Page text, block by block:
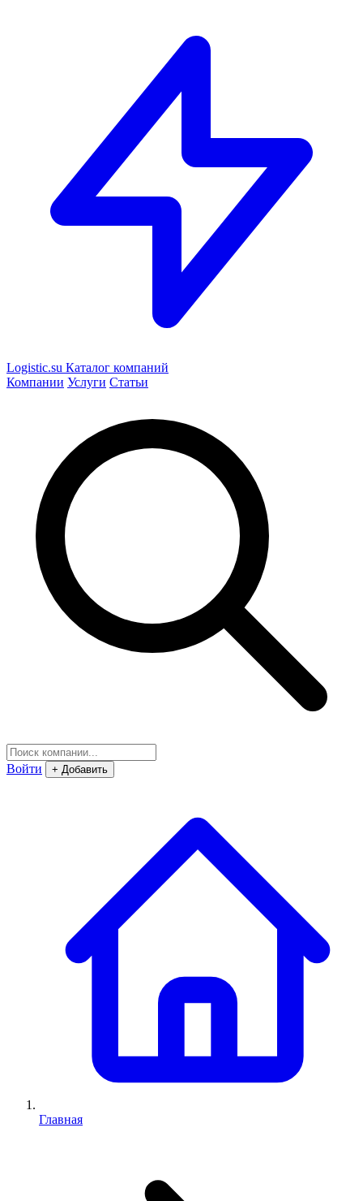
Logistic.su Каталог компаний
Компании Услуги Статьи
Войти + Добавить
Главная